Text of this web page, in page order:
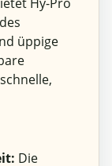
üppige
Die